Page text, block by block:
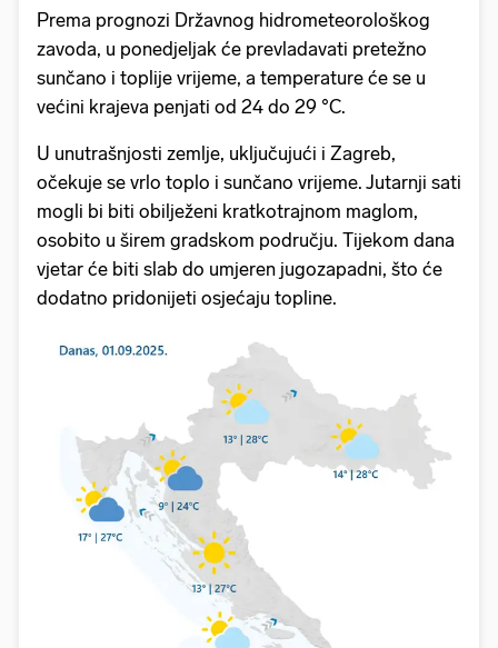
Prema prognozi Državnog hidrometeorološkog
zavoda, u ponedjeljak će prevladavati pretežno
sunčano i toplije vrijeme, a temperature će se u
većini krajeva penjati od 24 do 29 °C.
U unutrašnjosti zemlje, uključujući i Zagreb,
očekuje se vrlo toplo i sunčano vrijeme. Jutarnji sati
mogli bi biti obilježeni kratkotrajnom maglom,
osobito u širem gradskom području. Tijekom dana
vjetar će biti slab do umjeren jugozapadni, što će
dodatno pridonijeti osjećaju topline.